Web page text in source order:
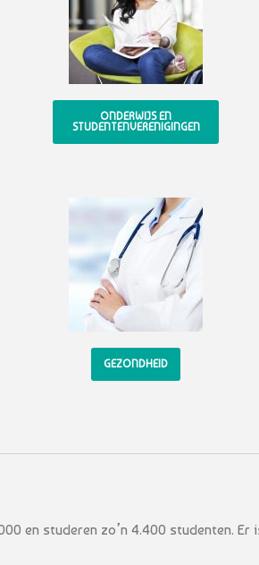
ONDERWIJS EN
STUDENTENVERENIGINGEN
GEZONDHEID
en studeren zo’n 4.400 studenten.